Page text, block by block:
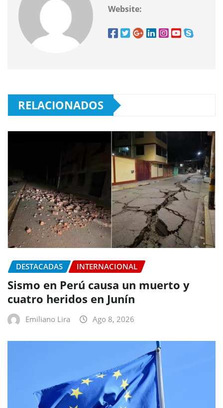
Website:
RELACIONADOS
DESTACADAS INTERNACIONAL
Sismo en Perú causa un muerto y
cuatro heridos en Junín
Emiliano Lira Ago 8, 2026